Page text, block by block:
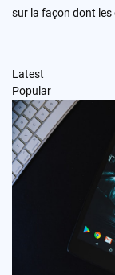
sur la façon dont
Latest
Popular